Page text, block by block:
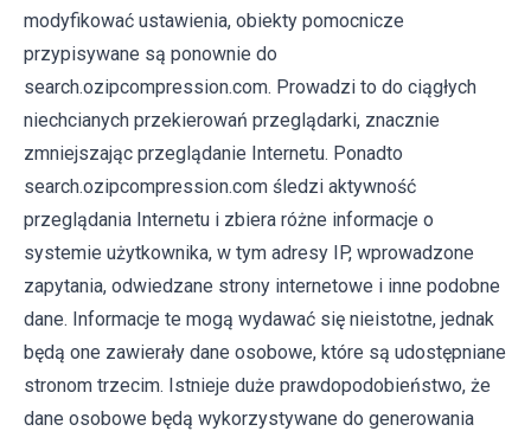
modyfikować ustawienia, obiekty pomocnicze
przypisywane są ponownie do
search.ozipcompression.com. Prowadzi to do ciągłych
niechcianych przekierowań przeglądarki, znacznie
zmniejszając przeglądanie Internetu. Ponadto
search.ozipcompression.com śledzi aktywność
przeglądania Internetu i zbiera różne informacje o
systemie użytkownika, w tym adresy IP, wprowadzone
zapytania, odwiedzane strony internetowe i inne podobne
dane. Informacje te mogą wydawać się nieistotne, jednak
będą one zawierały dane osobowe, które są udostępniane
stronom trzecim. Istnieje duże prawdopodobieństwo, że
dane osobowe będą wykorzystywane do generowania